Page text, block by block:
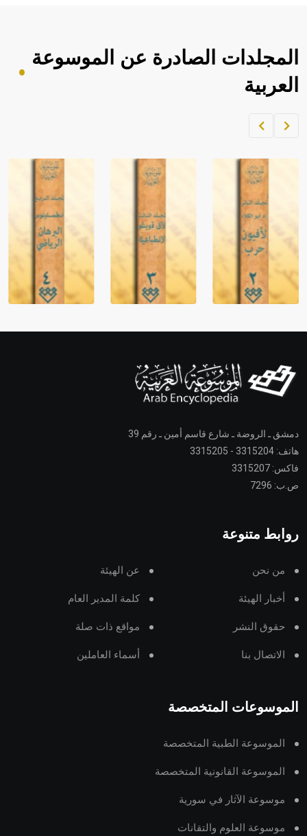
المجلدات الصادرة عن الموسوعة
العربية
دمشق ـ الروضة ـ شارع قاسم أمين ـ رقم 39
هاتف: 3315204 - 3315205
فاكس: 3315207
ص.ب: 7296
روابط متنوعة
من نحن عن الهيئة
أخبار الهيئة كلمة المدير العام
حقوق النشر مواقع ذات صلة
الاتصال بنا أسماء العاملين
الموسوعات المتخصصة
الموسوعة الطبية المتخصصة
الموسوعة القانونية المتخصصة
موسوعة الآثار في سورية
موسوعة العلوم والتقانات